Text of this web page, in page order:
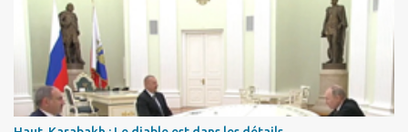
d’envoyer ses chars sur Erevan (1). Si les 221km de frontière avec
le Nakhitchevan, bien que non-gardé par les Russes, ne posent pas
de problèmes majeurs, il n’en est pas de même des 566km avec
l’Azerbaïdjan. Bakou, profitant de la faiblesse de l’Arménie et
surtout du fait que ce sont exclusivement des gardes-frontière
arméniens qui surveillent la frontière, ne se gêne pas pour avancer